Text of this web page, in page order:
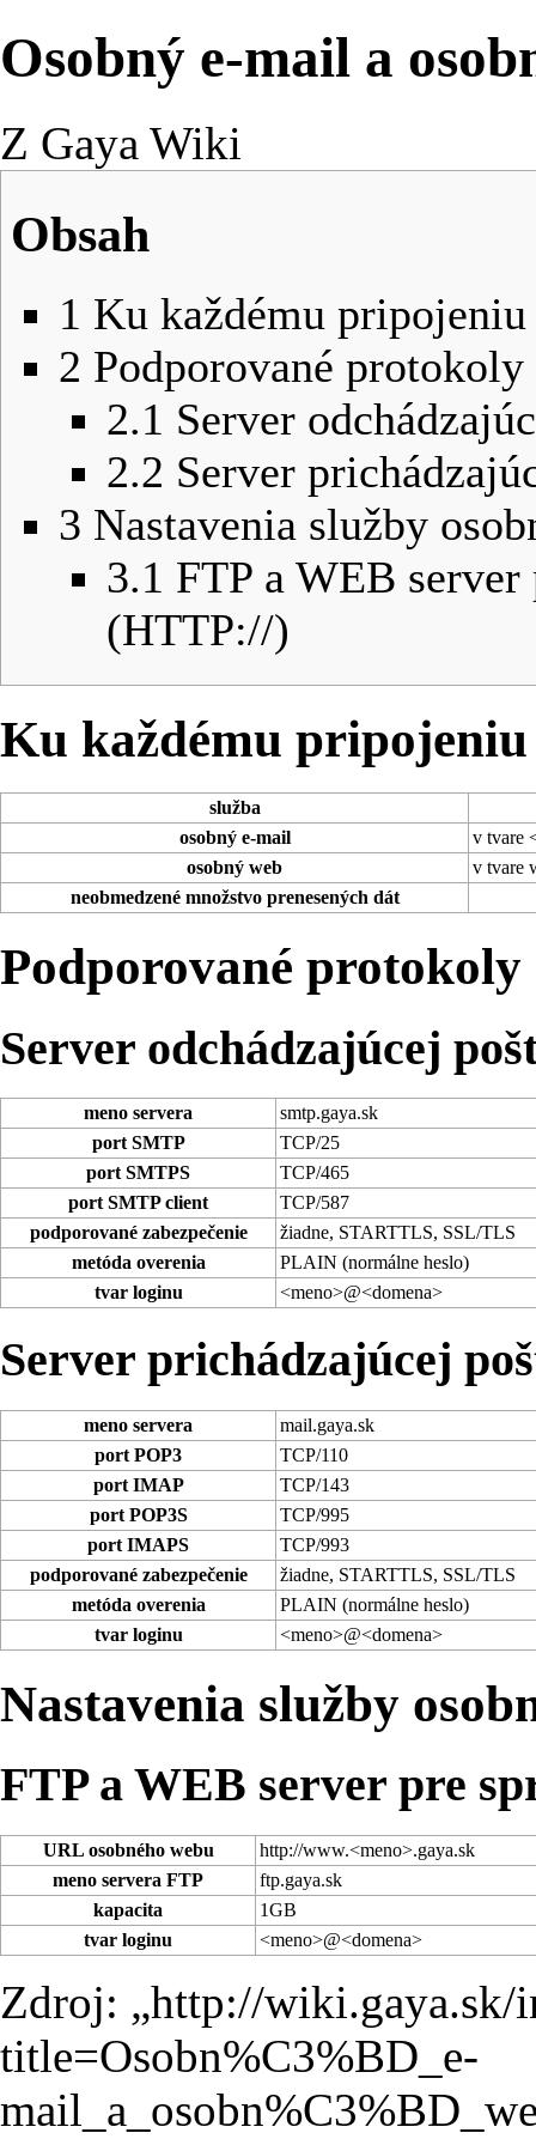
Osobný e-mail a
Z Gaya Wiki
Obsah
1 Ku každému
2 Podporované
2.1 Server
2.2 Server
3 Nastavenia služby
3.1 FTP a WEB server
(HTTP://)
Ku každému
služba
osobný e-mail
v tvare
osobný web
v tvare
neobmedzené množstvo prenesených dát
Podporované
Server odchádzajúcej
meno servera
smtp.gaya.sk
port SMTP
TCP/25
port SMTPS
TCP/465
port SMTP client
TCP/587
podporované zabezpečenie
žiadne, STARTTLS, SSL/TLS
metóda overenia
PLAIN (normálne heslo)
tvar loginu
<meno>@<domena>
Server prichádzajúcej
meno servera
mail.gaya.sk
port POP3
TCP/110
port IMAP
TCP/143
port POP3S
TCP/995
port IMAPS
TCP/993
podporované zabezpečenie
žiadne, STARTTLS, SSL/TLS
metóda overenia
PLAIN (normálne heslo)
tvar loginu
<meno>@<domena>
Nastavenia služby
FTP a WEB server pre
URL osobného webu http://www.<meno>.gaya.sk
meno servera FTP
ftp.gaya.sk
kapacita
1GB
tvar loginu
<meno>@<domena>
Zdroj: „http://wiki.gaya.sk/
title=Osobn%C3%BD_e-